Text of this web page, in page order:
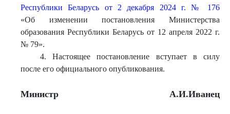
Республики Беларусь от 2 декабря 2024 г. № 176
«Об изменении постановления Министерства
образования Республики Беларусь от 12 апреля 2022 г.
№ 79».
4. Настоящее постановление вступает в силу
после его официального опубликования.
Министр А.И.Иванец